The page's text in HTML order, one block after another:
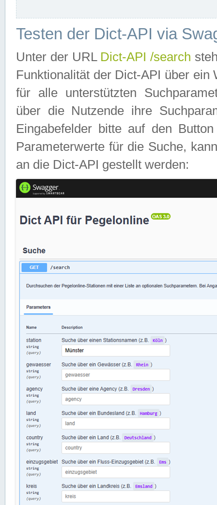
Testen der Dict-API via
Unter der URL Dict-API /search
Funktionalität der Dict-API über
für alle unterstützten
über die Nutzende ihre
Eingabefelder bitte auf den
Parameterwerte für die Suche,
an die Dict-API gestellt werden: